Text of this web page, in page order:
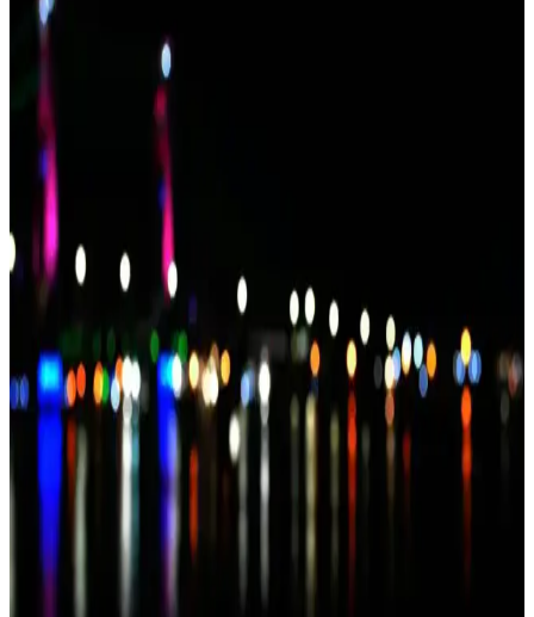
Miomundo Marteniçka İpi ve VONTAR Natural Jüt
İp Karşılaştırması
İki popüler dekoratif ip olan Miomundo Marteniçka ve VONTAR
Natural Jüt iplerinin özellikleri, kullanım alanları ve kullanıcı
yorumlarıyla detaylı karşılaştırması.
Genel Markalar Jüt İp ve Tuğra Jüt Hasır İp
Karşılaştırması: Özellikler ve Kullanıcı Yorumları
İki jüt ip ürünü olan Genel Markalar ve Tuğra markalarının detaylı
karşılaştırmasıyla, ihtiyaçlarınıza en uygun olanı seçmenize yardımcı
oluyoruz.
Genel Markalar Sarmaşık Yapraklı Jüt İp ve Hasır
Jüt İp Karşılaştırması
İki farklı jüt ipi ürününün özellikleri, kullanım alanları ve kullanıcı
yorumlarıyla detaylı karşılaştırması. Dekorasyon ve el sanatlarınızda
en uygun seçeneği belirleyin.
Jüt İplik Karşılaştırması: Doğal ve Dayanıklı
Ürünler Hakkında Detaylı İnceleme
İki popüler jüt ip ürününü karşılaştırıyoruz: dayanıklılık, fiyat ve